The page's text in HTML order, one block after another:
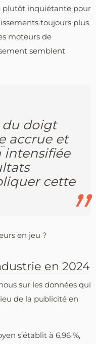
plutôt inquiétante pour
toujours plus
moteurs de
semblent
du doigt
accrue et
intensifiée
cette
en jeu ?
en 2024
sur les données qui
de la publicité en
s’établit à 6,96 %,